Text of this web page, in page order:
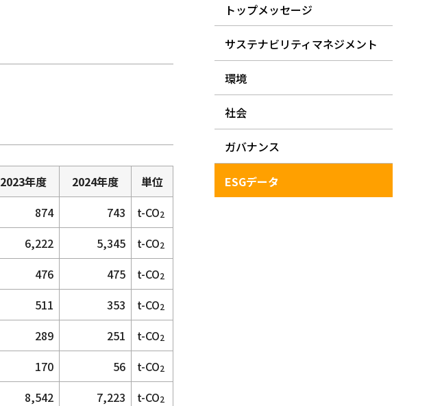
2023年度 2024年度 単位
874 743 t-CO2
6,222 5,345 t-CO2
476 475 t-CO2
511 353 t-CO2
289 251 t-CO2
170 56 t-CO2
8,542 7,223 t-CO2
トップメッセージ
サステナビリティマネジメント
環境
社会
ガバナンス
ESGデータ